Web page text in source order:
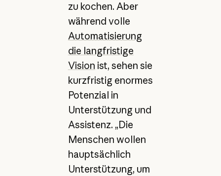
zu kochen. Aber
während volle
Automatisierung
die langfristige
Vision ist, sehen sie
kurzfristig enormes
Potenzial in
Unterstützung und
Assistenz. „Die
Menschen wollen
hauptsächlich
Unterstützung, um